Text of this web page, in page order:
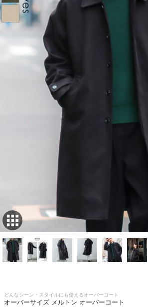
どんなシーン・スタイルにも使えるオーバーコート
オーバーサイズ メルトン オーバーコート